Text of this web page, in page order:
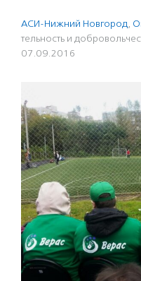
АСИ-Нижний Новгород,
тель­ность и
07.09.2016